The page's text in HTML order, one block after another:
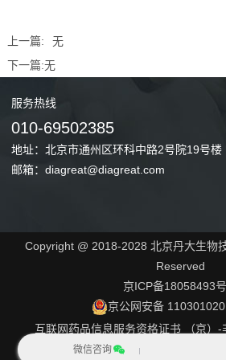
上一篇:
无
下一篇:无
服务热线
010-69502385
地址：北京市通州区环科中路2号院19号楼
邮箱：diagreat@diagreat.com
Copyright @ 2018-2028 北京丹大生物
Reserved
京ICP备18058493
京公网安备
互联网药品信息服务资格证书 （京）
微信咨询